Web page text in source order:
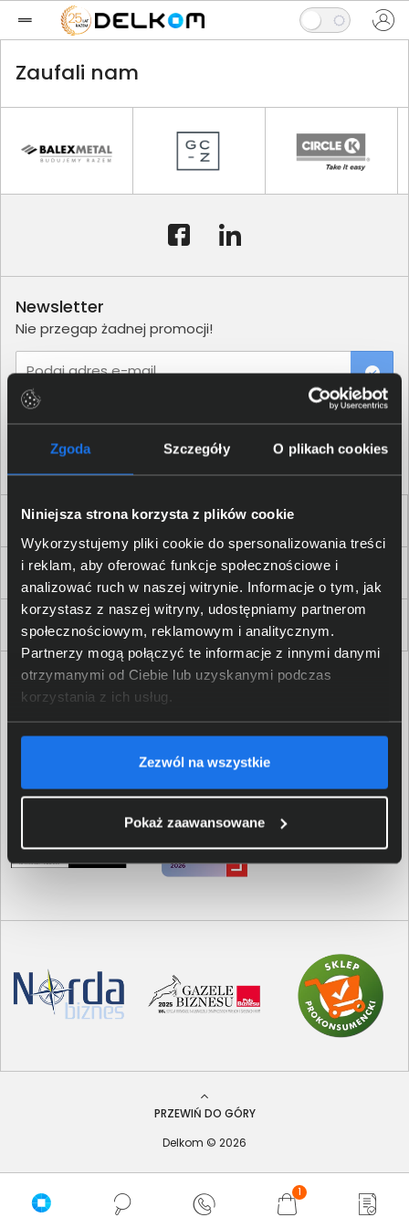
Zgoda Szczegóły O plikach cookies
Niniejsza strona korzysta z plików cookie
Wykorzystujemy pliki cookie do spersonalizowania treści
i reklam, aby oferować funkcje społecznościowe i
analizować ruch w naszej witrynie. Informacje o tym, jak
korzystasz z naszej witryny, udostępniamy partnerom
społecznościowym, reklamowym i analitycznym.
Partnerzy mogą połączyć te informacje z innymi danymi
otrzymanymi od Ciebie lub uzyskanymi podczas
korzystania z ich usług.
Zezwól na wszystkie
Pokaż zaawansowane
1
Zaufali nam
Dla Firm i Instytucji
Zakupy
Delkom 2000
Newsletter
Nie przegap żadnej promocji!
Podaj adres e-mail
PRZEWIŃ DO GÓRY
Delkom © 2026